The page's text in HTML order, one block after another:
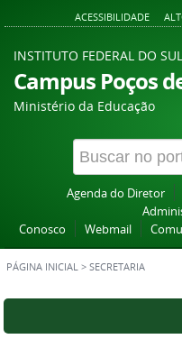
ACESSIBILIDADE
INSTITUTO FEDERAL DO
Campus Poços
Ministério da Educação
Agenda do Diretor
Conosco
Webmail
PÁGINA INICIAL > SECRETARIA